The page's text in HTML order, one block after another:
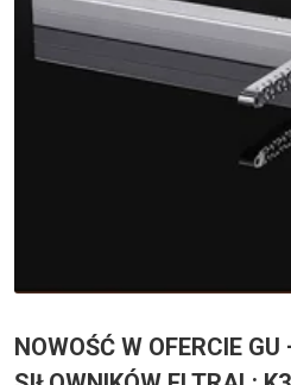
NOWOŚĆ W OFERCIE